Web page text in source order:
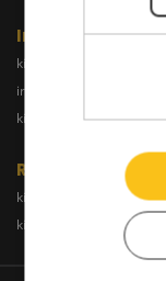
Iroda
kiadoiroda.info
irodakiadobudapest.hu
kiadoirodabudaors.hu
Raktár
kiadoraktarbudapest.hu
kiadoraktardebrecen.hu